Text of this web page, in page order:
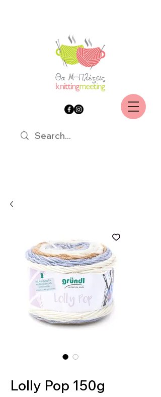
Lolly Pop 150g